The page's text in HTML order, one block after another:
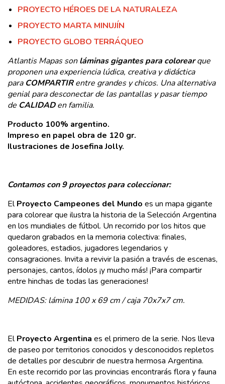
PROYECTO HÉROES DE LA NATURALEZA
PROYECTO MARTA MINUJÍN
PROYECTO GLOBO TERRÁQUEO
Atlantis Mapas sonláminas gigantes para colorearque
proponen una experiencia lúdica, creativa y didáctica
para COMPARTIRentre grandes y chicos. Una alternativa
genial para desconectar de las pantallas y pasar tiempo
de CALIDADen familia.
Producto 100% argentino.
Impreso en papel obra de 120 gr.
Ilustraciones de Josefina Jolly.
Contamos con 9 proyectos para coleccionar:
ElProyecto Campeones del Mundo es un mapa gigante
para colorear que ilustra la historia de la Selección Argentina
en los mundiales de fútbol. Un recorrido por los hitos que
quedaron grabados en la memoria colectiva: finales,
goleadores, estadios, jugadores legendarios y
consagraciones. Invita a revivir la pasión a través de escenas,
personajes, cantos, ídolos ¡y mucho más! ¡Para compartir
entre hinchas de todas las generaciones!
MEDIDAS:lámina 100 x 69 cm /caja 70x7x7 cm.
ElProyecto Argentina es el primero de la serie. Nos lleva
de paseo por territorios conocidos y desconocidos repletos
de detalles por descubrir de nuestra hermosa Argentina.
En este recorrido por las provincias encontrarás flora y fauna